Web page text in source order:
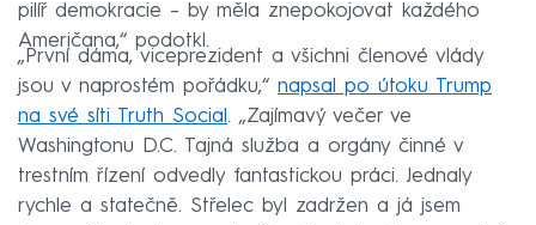
pilíř demokracie – by měla znepokojovat každého
Američana,“ podotkl.
„První dáma, viceprezident a všichni členové vlády
jsou v naprostém pořádku,“ napsal po útoku Trump
na své síti Truth Social . „Zajímavý večer ve
Washingtonu D.C. Tajná služba a orgány činné v
trestním řízení odvedly fantastickou práci. Jednaly
rychle a statečně. Střelec byl zadržen a já jsem